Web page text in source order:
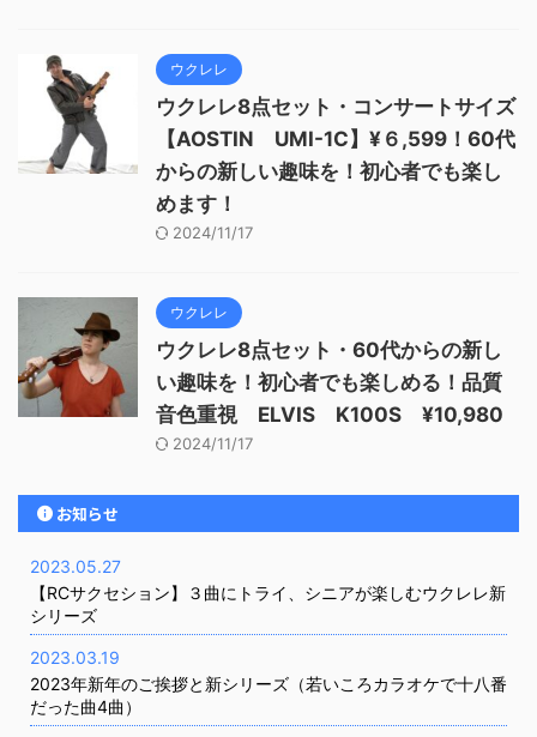
ウクレレ
ウクレレ8点セット・コンサートサイズ
【AOSTIN UMI-1C】¥６,599！60代
からの新しい趣味を！初心者でも楽し
めます！
2024/11/17
ウクレレ
ウクレレ8点セット・60代からの新し
い趣味を！初心者でも楽しめる！品質
音色重視 ELVIS K100S ¥10,980
2024/11/17
お知らせ
2023.05.27
【RCサクセション】３曲にトライ、シニアが楽しむウクレレ新
シリーズ
2023.03.19
2023年新年のご挨拶と新シリーズ（若いころカラオケで十八番
だった曲4曲）